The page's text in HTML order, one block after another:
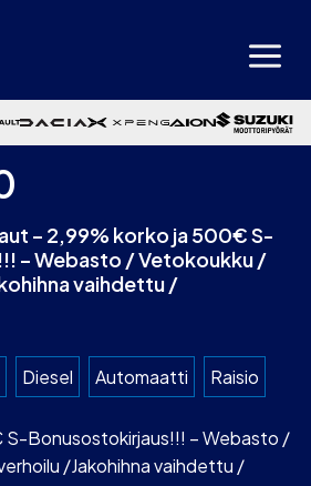
– 2,99% korko ja 500€ S-
– Webasto / Vetokoukku /
vaihdettu /
Diesel Automaatti Raisio
S-Bonusostokirjaus!!! – Webasto /
/Jakohihna vaihdettu /